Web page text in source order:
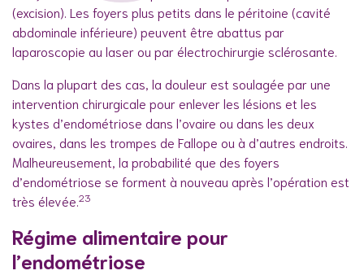
(excision). Les foyers plus petits dans le péritoine (cavité
abdominale inférieure) peuvent être abattus par
laparoscopie au laser ou par électrochirurgie sclérosante.
Dans la plupart des cas, la douleur est soulagée par une
intervention chirurgicale pour enlever les lésions et les
kystes d’endométriose dans l’ovaire ou dans les deux
ovaires, dans les trompes de Fallope ou à d’autres endroits.
Malheureusement, la probabilité que des foyers
d’endométriose se forment à nouveau après l’opération est
très élevée.23
Régime alimentaire pour
l’endométriose